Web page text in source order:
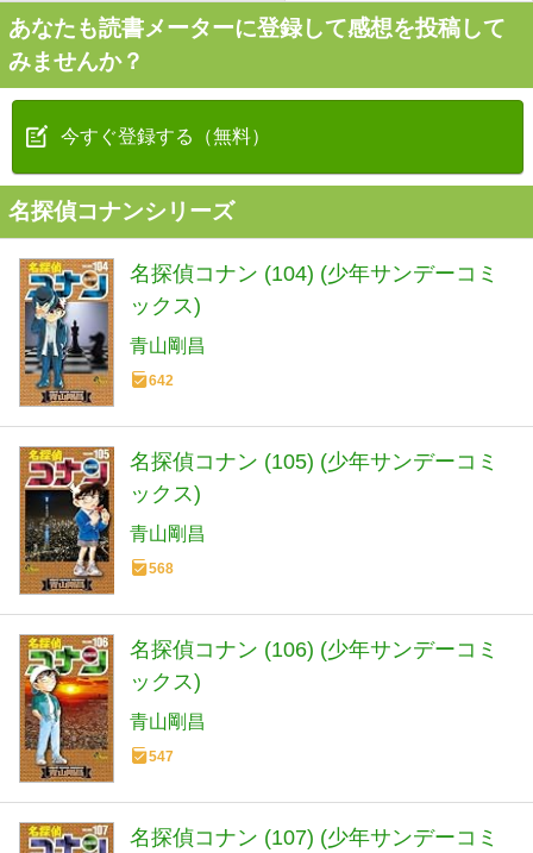
あなたも読書メーターに登録して感想を投稿して
みませんか？
今すぐ登録する（無料）
名探偵コナンシリーズ
名探偵コナン (104) (少年サンデーコミ
ックス)
青山剛昌
642
名探偵コナン (105) (少年サンデーコミ
ックス)
青山剛昌
568
名探偵コナン (106) (少年サンデーコミ
ックス)
青山剛昌
547
名探偵コナン (107) (少年サンデーコミ